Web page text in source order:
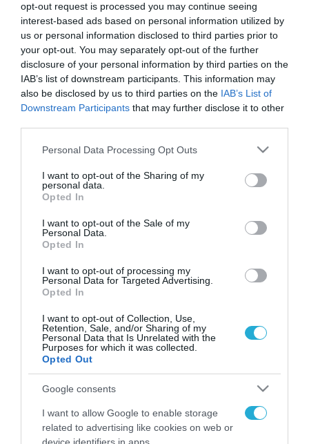
opt-out request is processed you may continue seeing
interest-based ads based on personal information utilized by
us or personal information disclosed to third parties prior to
your opt-out. You may separately opt-out of the further
disclosure of your personal information by third parties on the
IAB’s list of downstream participants. This information may
also be disclosed by us to third parties on the IAB’s List of
Downstream Participants that may further disclose it to other
Please note that this website/app uses one or more Google
not limited to your visit or usage behaviour. You may click to
grant or deny consent to Google and its third-party tags to
use your data for below specified purposes in below Google
consent section.
Personal Data Processing Opt Outs
I want to opt-out of the Sharing of my
personal data.
Opted In
I want to opt-out of the Sale of my
Personal Data.
Opted In
I want to opt-out of processing my
Personal Data for Targeted Advertising.
Opted In
I want to opt-out of Collection, Use,
Retention, Sale, and/or Sharing of my
Personal Data that Is Unrelated with the
Purposes for which it was collected.
Opted Out
Google consents
I want to allow Google to enable storage
related to advertising like cookies on web or
26.05.2025 | 17:04
Μοναστηράκι: Οδηγοί ταξί πιάστηκαν στα
χέρια μπροστά σε περαστικούς- Αντάλλαξαν
μπουνιές για τις «καλές» κούρσες
Καταγγελίες για οδηγούς ταξί που κυκλοφορούν
ακόμα και με μαχαίρια
FOCUS ON
09.08.2026 | 15:02
Η Τουρκία συζητά την ένταξη και
της Αιγύπτου στην στρατιωτική
09.08.2026